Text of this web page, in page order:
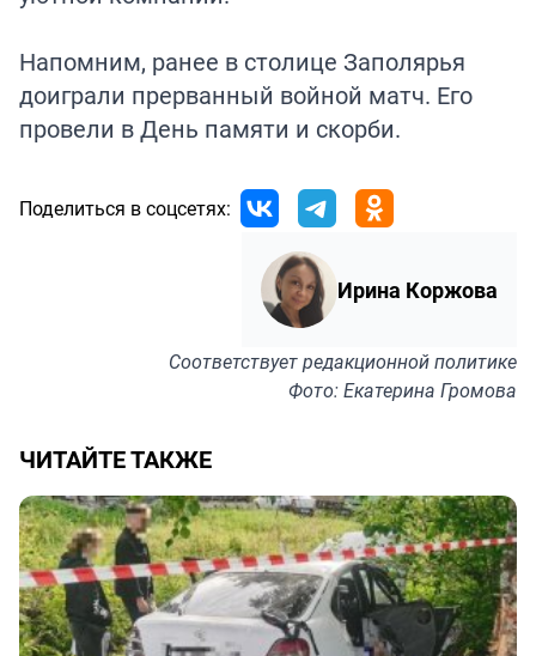
Напомним, ранее в столице Заполярья
доиграли прерванный войной матч. Его
провели в День памяти и скорби.
Поделиться в соцсетях:
Ирина Коржова
Соответствуетредакционной политике
Фото: Екатерина Громова
ЧИТАЙТЕ ТАКЖЕ